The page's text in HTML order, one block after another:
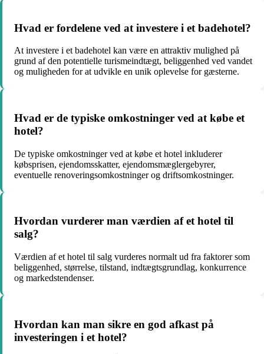
Hvad er fordelene ved at investere i et badehotel?
At investere i et badehotel kan være en attraktiv mulighed på
grund af den potentielle turismeindtægt, beliggenhed ved vandet
og muligheden for at udvikle en unik oplevelse for gæsterne.
Hvad er de typiske omkostninger ved at købe et
hotel?
De typiske omkostninger ved at købe et hotel inkluderer
købsprisen, ejendomsskatter, ejendomsmæglergebyrer,
eventuelle renoveringsomkostninger og driftsomkostninger.
Hvordan vurderer man værdien af et hotel til
salg?
Værdien af et hotel til salg vurderes normalt ud fra faktorer som
beliggenhed, størrelse, tilstand, indtægtsgrundlag, konkurrence
og markedstendenser.
Hvordan kan man sikre en god afkast på
investeringen i et hotel?